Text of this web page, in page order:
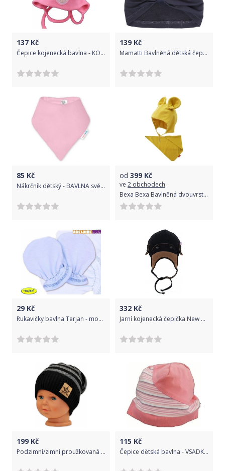
137 Kč
Čepice kojenecká bavlna - KOTVA tmavě růžová - vel.68
139 Kč
Mamatti Bavlněná dětská čepice, turban, Gepardík, granátová - 0-1rok
85 Kč
Nákrčník dětský - BAVLNA světle růžový - Ivemababy
od 399 Kč
ve 2 obchodech
Bexa Bexa Bavlněná dvouvrstvá čepice na zavazování Miki šátek - hořčicová, vel. 92/98
29 Kč
Rukavičky bavlna Terjan - modré, vel. 2
332 Kč
Jarní kojenecká čepička New Baby Special One černá, Černá, 62 (3-6m)
199 Kč
Podzimní/zimní proužkovaná čepice - černo/šedá
115 Kč
Čepice dětská bavlna - VSADKA PROUŽKY růžová - vel.80-86